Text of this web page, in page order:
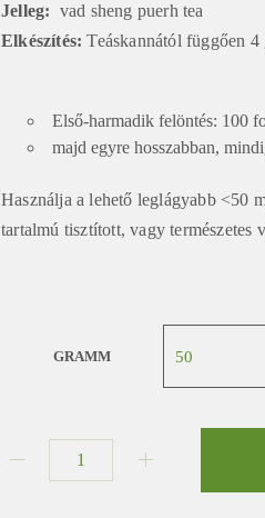
Jelleg: vad sheng puerh tea
Elkészítés:Teáskannától függően
Első-harmadik felöntés: 100
majd egyre hosszabban,
Használja a lehető leglágyabb <50
tartalmú tisztított, vagy természetes
GRAMM